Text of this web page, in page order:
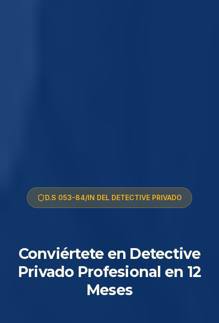
D.S 053-84/IN DEL DETECTIVE PRIVADO
Conviértete en Detective
Privado Profesional en 12
Meses